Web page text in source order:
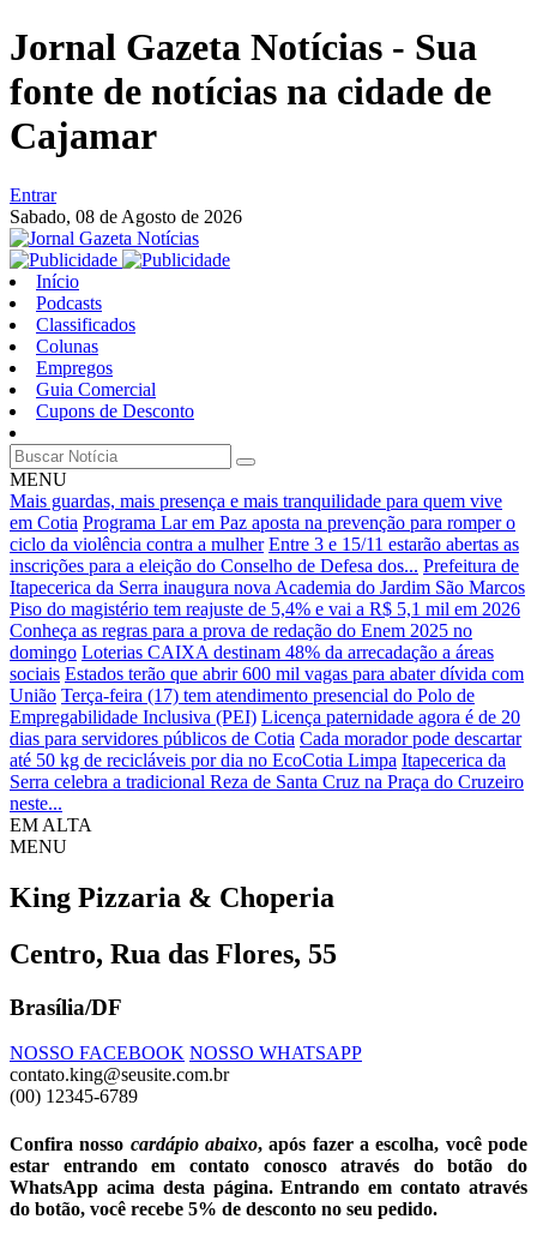
Jornal Gazeta Notícias - Sua
fonte de notícias na cidade de
Cajamar
Entrar
Sabado, 08 de Agosto de 2026
Início
Podcasts
Classificados
Colunas
Empregos
Guia Comercial
Cupons de Desconto
MENU
Mais guardas, mais presença e mais tranquilidade para quem vive
em Cotia Programa Lar em Paz aposta na prevenção para romper o
ciclo da violência contra a mulher Entre 3 e 15/11 estarão abertas as
inscrições para a eleição do Conselho de Defesa dos... Prefeitura de
Itapecerica da Serra inaugura nova Academia do Jardim São Marcos
Piso do magistério tem reajuste de 5,4% e vai a R$ 5,1 mil em 2026
Conheça as regras para a prova de redação do Enem 2025 no
domingo Loterias CAIXA destinam 48% da arrecadação a áreas
sociais Estados terão que abrir 600 mil vagas para abater dívida com
União Terça-feira (17) tem atendimento presencial do Polo de
Empregabilidade Inclusiva (PEI) Licença paternidade agora é de 20
dias para servidores públicos de Cotia Cada morador pode descartar
até 50 kg de recicláveis por dia no EcoCotia Limpa Itapecerica da
Serra celebra a tradicional Reza de Santa Cruz na Praça do Cruzeiro
neste...
EM ALTA
MENU
King Pizzaria & Choperia
Centro, Rua das Flores, 55
Brasília/DF
NOSSO FACEBOOK NOSSO WHATSAPP
contato.king@seusite.com.br
(00) 12345-6789
Confira nosso cardápio abaixo, após fazer a escolha, você pode
estar entrando em contato conosco através do botão do
WhatsApp acima desta página. Entrando em contato através
do botão, você recebe 5% de desconto no seu pedido.